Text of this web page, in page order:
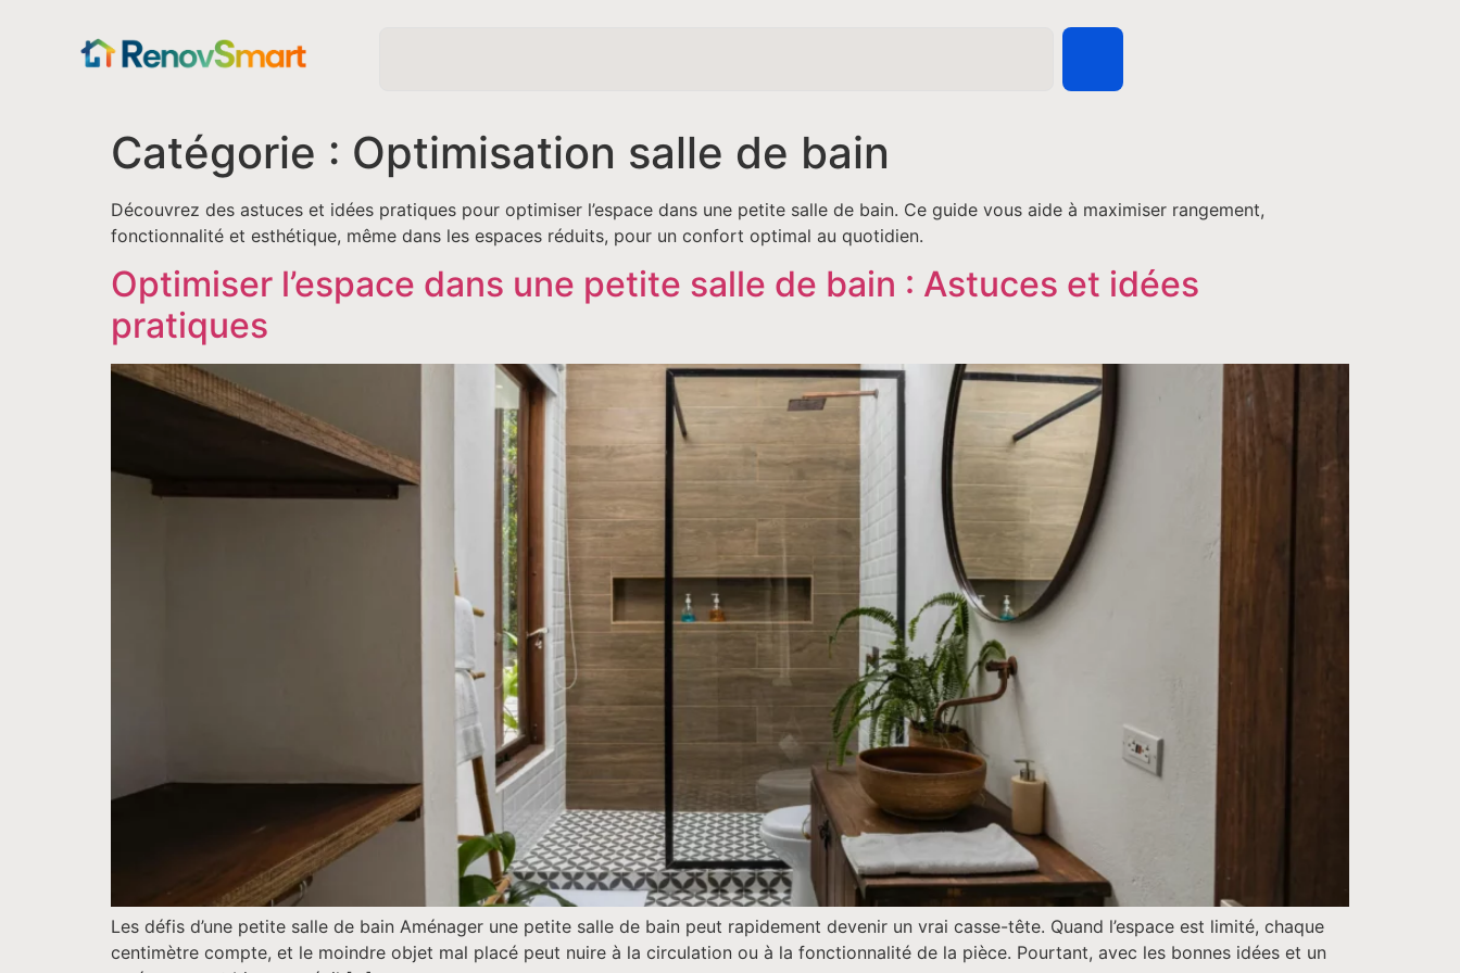
Catégorie : Optimisation salle de bain
Découvrez des astuces et idées pratiques pour optimiser l’espace dans une petite salle de bain. Ce guide vous aide à maximiser rangement,
fonctionnalité et esthétique, même dans les espaces réduits, pour un confort optimal au quotidien.
Optimiser l’espace dans une petite salle de bain : Astuces et idées
pratiques
Les défis d’une petite salle de bain Aménager une petite salle de bain peut rapidement devenir un vrai casse-tête. Quand l’espace est limité, chaque
centimètre compte, et le moindre objet mal placé peut nuire à la circulation ou à la fonctionnalité de la pièce. Pourtant, avec les bonnes idées et un